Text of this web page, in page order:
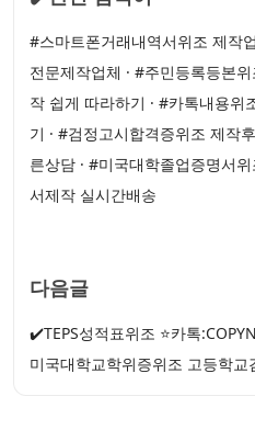
#스마트폰거래내역서위조 제작
전문제작업체 · #주민등록등본
작 쉽게 따라하기 · #카톡내용위
기 · #검정고시합격증위조 제작
른상담 · #미국대학졸업증명서
서제작 실시간배송
다음글
✔️TEPS성적표위조 ⭐카톡
미국대학교학위증위조 고등학